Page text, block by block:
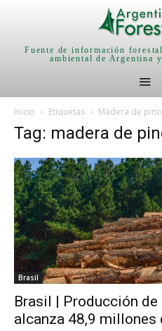
Fuente de información
ambiental de Argentina
Inicio Etiquetas Madera de pino
Tag: madera de
Brasil
Brasil | Producción de
alcanza 48,9 millones